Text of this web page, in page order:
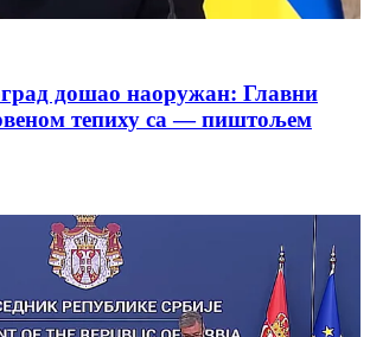
дошао наоружан: Главни
тепиху са — пиштољем